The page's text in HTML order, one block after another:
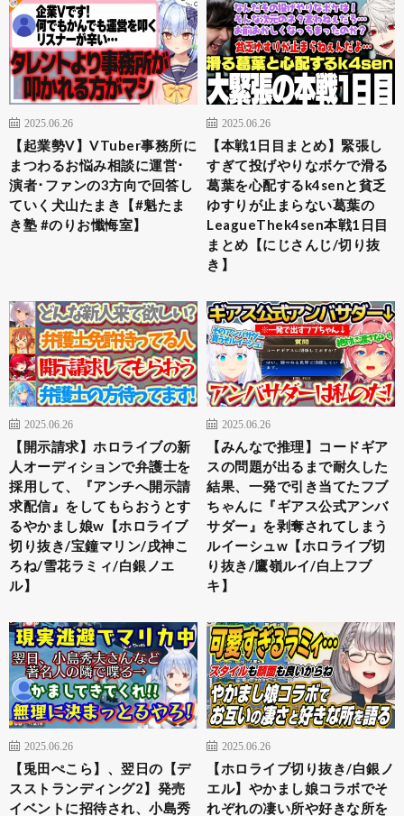
2025.06.26
【起業勢V】VTuber事務所に
まつわるお悩み相談に運営･
演者･ファンの3方向で回答し
ていく犬山たまき【#魁たま
き塾 #のりお懺悔室】
2025.06.26
【本戦1日目まとめ】緊張し
すぎて投げやりなボケで滑る
葛葉を心配するk4senと貧乏
ゆすりが止まらない葛葉の
LeagueThek4sen本戦1日目
まとめ【にじさんじ/切り抜
き】
2025.06.26
【開示請求】ホロライブの新
人オーディションで弁護士を
採用して、『アンチへ開示請
求配信』をしてもらおうとす
るやかまし娘w【ホロライブ
切り抜き/宝鐘マリン/戌神こ
ろね/雪花ラミィ/白銀ノエ
ル】
2025.06.26
【みんなで推理】コードギア
スの問題が出るまで耐久した
結果、一発で引き当てたフブ
ちゃんに『ギアス公式アンバ
サダー』を剥奪されてしまう
ルイーシュw【ホロライブ切
り抜き/鷹嶺ルイ/白上フブ
キ】
2025.06.26
【兎田ぺこら】、翌日の【デ
スストランディング2】発売
イベントに招待され、小島秀
2025.06.26
【ホロライブ切り抜き/白銀ノ
エル】やかまし娘コラボでそ
れぞれの凄い所や好きな所を